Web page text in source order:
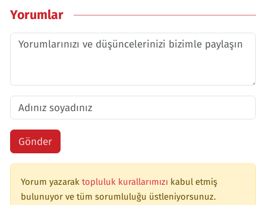
Yorumlar
Gönder
Yorum yazarak topluluk kurallarımızı kabul etmiş
bulunuyor ve tüm sorumluluğu üstleniyorsunuz.